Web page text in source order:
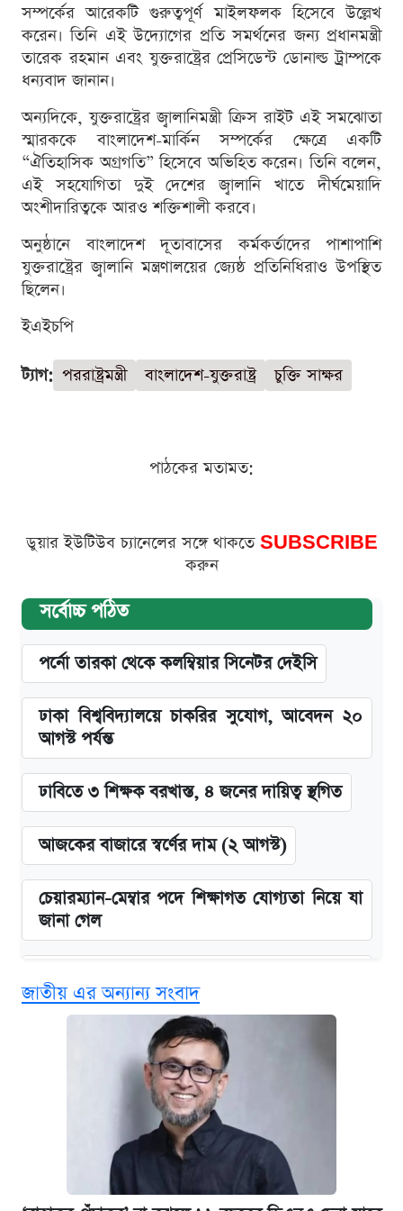
সম্পর্কের আরেকটি গুরুত্বপূর্ণ মাইলফলক হিসেবে উল্লেখ
করেন। তিনি এই উদ্যোগের প্রতি সমর্থনের জন্য প্রধানমন্ত্রী
তারেক রহমান এবং যুক্তরাষ্ট্রের প্রেসিডেন্ট ডোনাল্ড ট্রাম্পকে
ধন্যবাদ জানান।
অন্যদিকে, যুক্তরাষ্ট্রের জ্বালানিমন্ত্রী ক্রিস রাইট এই সমঝোতা
স্মারককে বাংলাদেশ-মার্কিন সম্পর্কের ক্ষেত্রে একটি
“ঐতিহাসিক অগ্রগতি” হিসেবে অভিহিত করেন। তিনি বলেন,
এই সহযোগিতা দুই দেশের জ্বালানি খাতে দীর্ঘমেয়াদি
অংশীদারিত্বকে আরও শক্তিশালী করবে।
অনুষ্ঠানে বাংলাদেশ দূতাবাসের কর্মকর্তাদের পাশাপাশি
যুক্তরাষ্ট্রের জ্বালানি মন্ত্রণালয়ের জ্যেষ্ঠ প্রতিনিধিরাও উপস্থিত
ছিলেন।
ইএইচপি
ট্যাগ: পররাষ্ট্রমন্ত্রী বাংলাদেশ-যুক্তরাষ্ট্র চুক্তি সাক্ষর
পাঠকের মতামত:
ডুয়ার ইউটিউব চ্যানেলের সঙ্গে থাকতে SUBSCRIBE
করুন
সর্বোচ্চ পঠিত
পর্নো তারকা থেকে কলম্বিয়ার সিনেটর দেইসি
ঢাকা বিশ্ববিদ্যালয়ে চাকরির সুযোগ, আবেদন ২০
আগস্ট পর্যন্ত
ঢাবিতে ৩ শিক্ষক বরখাস্ত, ৪ জনের দায়িত্ব স্থগিত
আজকের বাজারে স্বর্ণের দাম (২ আগস্ট)
চেয়ারম্যান-মেম্বার পদে শিক্ষাগত যোগ্যতা নিয়ে যা
জানা গেল
ভাতা
জুলাই স্মৃতি জাদুঘরে যেতে টিকিট কাটবেন যেভাবে
দেশের বাজারে ফের বেড়েছে সোনার দাম
ঢাবির সূর্যসেন হলে সমকামিতার অভিযোগে দুইজন
জাতীয় এর অন্যান্য সংবাদ